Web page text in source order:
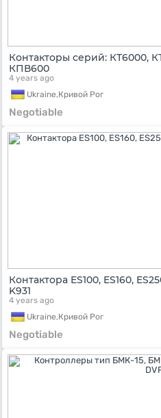
Контакторы серий: КТ6000,
КПВ600
4 years ago
Ukraine,Кривой Рог
Negotiable
Контактора ES100, ES160,
K931
4 years ago
Ukraine,Кривой Рог
Negotiable